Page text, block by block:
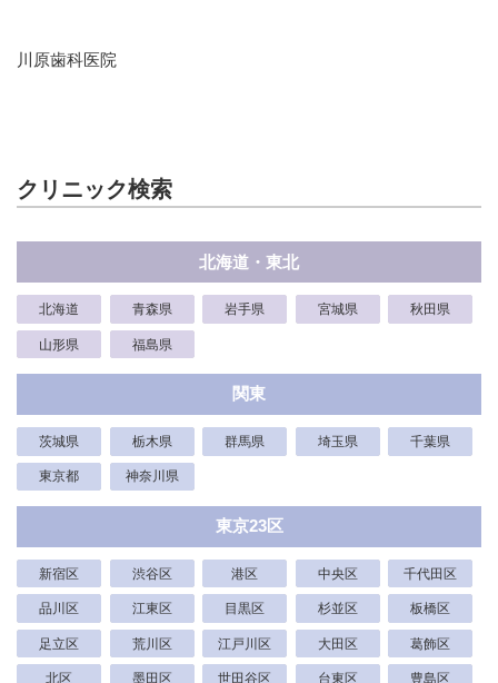
川原歯科医院
クリニック検索
北海道・東北
北海道 青森県 岩手県 宮城県 秋田県
山形県 福島県
関東
茨城県 栃木県 群馬県 埼玉県 千葉県
東京都 神奈川県
東京23区
新宿区 渋谷区 港区 中央区 千代田区
品川区 江東区 目黒区 杉並区 板橋区
足立区 荒川区 江戸川区 大田区 葛飾区
北区 墨田区 世田谷区 台東区 豊島区